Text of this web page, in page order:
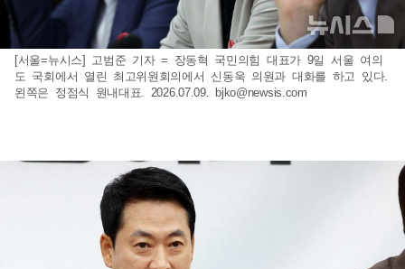
[서울=뉴시스] 고범준 기자 = 장동혁 국민의힘 대표가 9일 서울 여의
도 국회에서 열린 최고위원회의에서 신동욱 의원과 대화를 하고 있다.
왼쪽은 정점식 원내대표. 2026.07.09. bjko@newsis.com